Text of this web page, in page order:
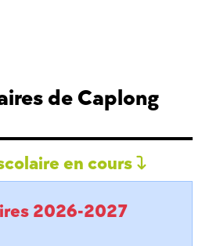
de Caplong
en cours
2026-2027